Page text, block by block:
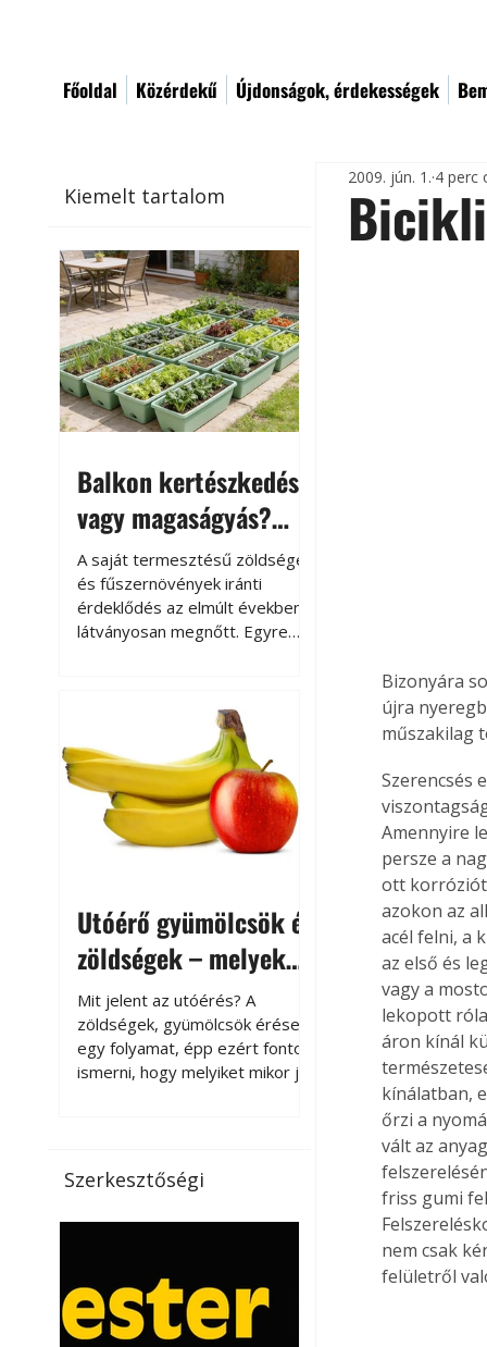
Főoldal Közérdekű Újdonságok, érdekességek
Kiemelt tartalom
Balkon kertészkedés
vagy magaságyás?
Helytakarékos
kertészkedés
A saját termesztésű zöldségek
és fűszernövények iránti
érdeklődés az elmúlt években
látványosan megnőtt. Egyre
kertészkedés sokak számára
kikapcsolódást és feltöltődést
is jelent.
Utóérő gyümölcsök és
zöldségek – melyek
érnek tovább leszedés
után?
Mit jelent az utóérés? A
zöldségek, gyümölcsök érése
egy folyamat, épp ezért fontos
ismerni, hogy melyiket mikor jó
paradicsomot sokszor
gazdasági érettségben, azaz
Utóérik eközben, de nem lesz
olyan ízű, mint amit a saját
kertünkben, biológiai
Szerkesztőségi
2009. jún. 1. 4 perc
Bizonyára
újra
műszakilag
Szerencsés
Amennyire
persze a
ott korróziót
azokon az
acél felni, a
az első és
vagy a
lekopott
áron kínál
kínálatban,
őrzi a
vált az
friss gumi
nem csak
felületről